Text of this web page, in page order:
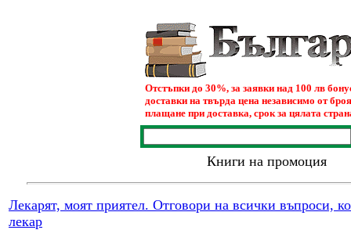
Отстъпки до 30%, за заявки над 100 лв
доставки на твърда цена независимо от
плащане при доставка, срок за цялата
Книги на промоция
Лекарят, моят приятел. Отговори на всички въпроси,
лекар